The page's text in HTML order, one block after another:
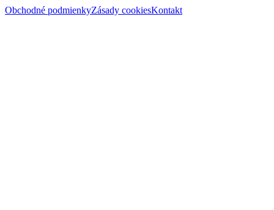
Obchodné podmienkyZásady cookiesKontakt